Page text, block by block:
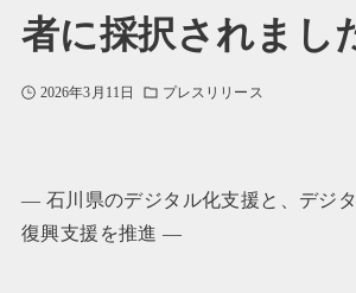
者に採択されまし
2026年3月11日 プレスリリース
— 石川県のデジタル化支援と、デジ
復興支援を推進 —